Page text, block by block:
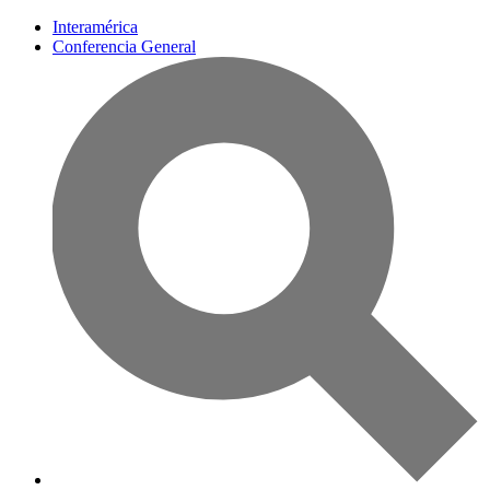
Interamérica
Conferencia General